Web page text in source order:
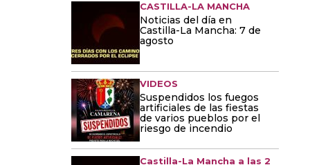
CASTILLA-LA MANCHA
Noticias del día en
Castilla-La Mancha: 7 de
agosto
VIDEOS
Suspendidos los fuegos
artificiales de las fiestas
de varios pueblos por el
riesgo de incendio
Castilla-La Mancha a las 2